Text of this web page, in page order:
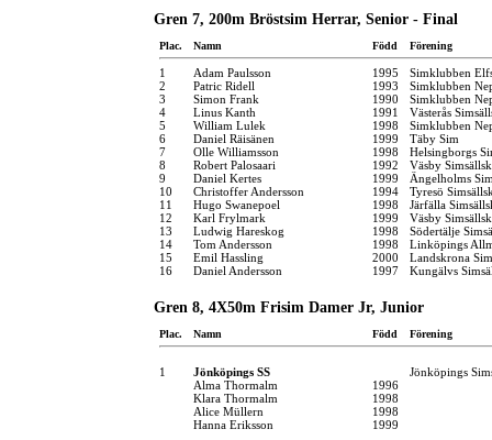
Gren 7, 200m Bröstsim Herrar, Senior - Final
Plac. Namn Född Förening
1 Adam Paulsson 1995
Simklubben
2
Patric Ridell 1993
Simklubben
3
Simon Frank 1990
Simklubben
4
Linus Kanth 1991
Västerås
5
William Lulek 1998
Simklubben
6
Daniel Räisänen 1999
Täby Sim
7
Olle Williamsson 1998
Helsingborgs
8
Robert Palosaari 1992
Väsby
9
Daniel Kertes 1999
Ängelholms
10
Christoffer Andersson 1994
Tyresö
11
Hugo Swanepoel 1998
Järfälla
12
Karl Frylmark 1999
Väsby
13
Ludwig Hareskog 1998
Södertälje
14
Tom Andersson 1998
Linköpings
15
Emil Hassling 2000
Landskrona
16
Daniel Andersson 1997 Kungälvs
Gren 8, 4X50m Frisim Damer Jr, Junior
Plac. Namn Född Förening
1 Jönköpings SS
Jönköpings
Alma Thormalm
1996
Klara Thormalm
1998
Alice Müllern
1998
Hanna Eriksson
1999